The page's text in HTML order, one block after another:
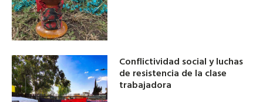
Conflictividad social y luchas
de resistencia de la clase
trabajadora